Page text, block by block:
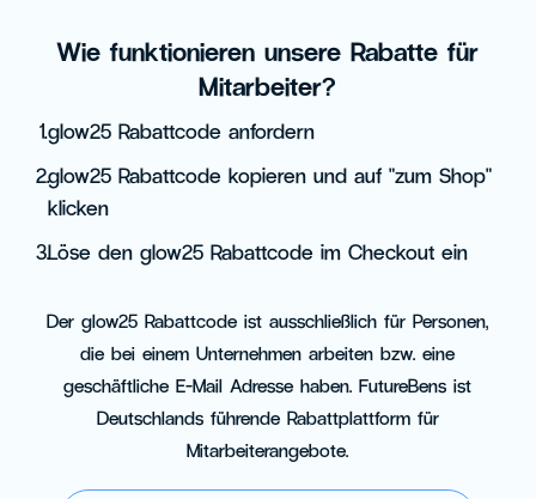
Wie funktionieren unsere Rabatte für
Mitarbeiter?
1.glow25 Rabattcode anfordern
2.glow25 Rabattcode kopieren und auf "zum Shop"
klicken
3.Löse den glow25 Rabattcode im Checkout ein
Der glow25 Rabattcode ist ausschließlich für Personen,
die bei einem Unternehmen arbeiten bzw. eine
geschäftliche E-Mail Adresse haben. FutureBens ist
Deutschlands führende Rabattplattform für
Mitarbeiterangebote.